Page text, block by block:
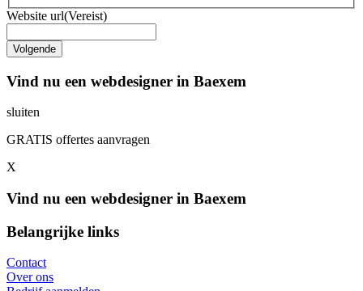
Website url(Vereist)
Vind nu een webdesigner in Baexem
sluiten
GRATIS offertes aanvragen
X
Vind nu een webdesigner in Baexem
Belangrijke links
Contact
Over ons